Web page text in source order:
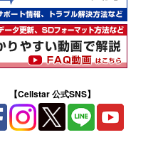
【Cellstar 公式SNS】